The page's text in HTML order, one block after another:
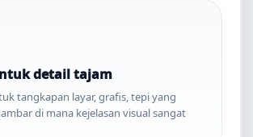
detail tajam
tangkapan layar, grafis, tepi yang
di mana kejelasan visual sangat